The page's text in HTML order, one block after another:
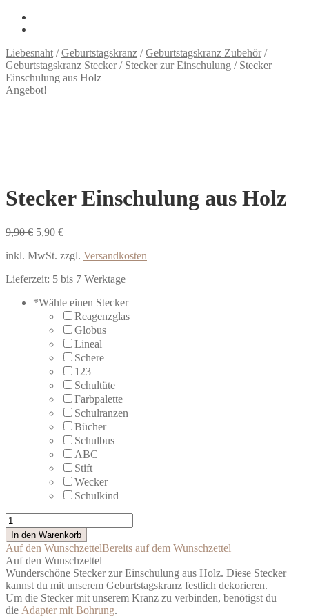
Liebesnaht /Geburtstagskranz /Geburtstagskranz Zubehör/
Geburtstagskranz Stecker/ Stecker zur Einschulung / Stecker
Einschulung aus Holz
Angebot!
Stecker Einschulung aus Holz
9,90€ Ursprünglicher
war:
5,90 €Aktueller
ist:
inkl. MwSt. zzgl. Versandkosten
Lieferzeit: 5 bis 7 Werktage
*Wähle einen Stecker
Reagenzglas
Globus
Lineal
Schere
123
Schultüte
Farbpalette
Schulranzen
Bücher
Schulbus
ABC
Stift
Wecker
Schulkind
Stecker
Einschulung
aus
Holz
Menge
In den Warenkorb
Auf den WunschzettelBereits auf dem Wunschzettel
Auf den Wunschzettel
Wunderschöne Stecker zur Einschulung aus Holz. Diese Stecker
kannst du mit unserem Geburtstagskranz festlich dekorieren.
Um die Stecker mit unserem Kranz zu verbinden, benötigst du
die Adapter mit Bohrung.